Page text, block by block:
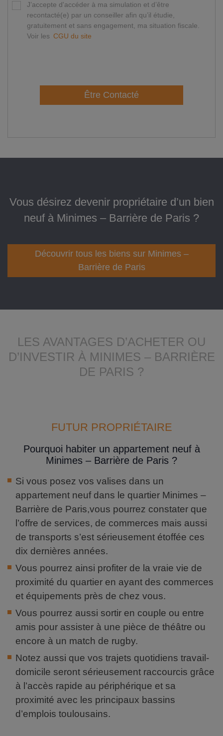
J’accepte d'accéder à ma simulation et d’être
recontacté(e) par un conseiller afin qu’il étudie,
gratuitement et sans engagement, ma situation fiscale.
Voir les CGU du site
Être Contacté
Vous désirez devenir propriétaire d’un bien
neuf à Minimes – Barrière de Paris ?
Découvrir tous les biens sur Minimes –
Barrière de Paris
LES AVANTAGES D’ACHETER OU
D’INVESTIR À MINIMES – BARRIÈRE
DE PARIS ?
FUTUR PROPRIÉTAIRE
Pourquoi habiter un appartement neuf à
Minimes – Barrière de Paris ?
Si vous posez vos valises dans un
appartement neuf dans le quartier Minimes –
Barrière de Paris,vous pourrez constater que
l’offre de services, de commerces mais aussi
de transports s’est sérieusement étoffée ces
dix dernières années.
Vous pourrez ainsi profiter de la vraie vie de
proximité du quartier en ayant des commerces
et équipements près de chez vous.
Vous pourrez aussi sortir en couple ou entre
amis pour assister à une pièce de théâtre ou
encore à un match de rugby.
Notez aussi que vos trajets quotidiens travail-
domicile seront sérieusement raccourcis grâce
à l’accès rapide au périphérique et sa
proximité avec les principaux bassins
d’emplois toulousains.